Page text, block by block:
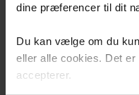
dine præferencer til dit
Du kan vælge om du
eller alle cookies. Det
accepterer.
Vores idégrundlag
DAFA bidrager med